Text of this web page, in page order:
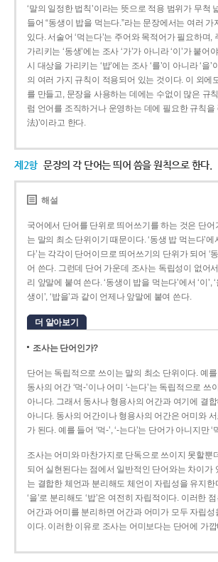
‘말의 일정한 법칙’이라는 뜻으로 적용 범위가 무척
들어 “동생이 밥을 먹는다.”라는 문장에서는 여러 가
있다. 서술어 ‘먹는다’는 주어와 목적어가 필요하며,
가리키는 ‘동생’에는 조사 ‘가’가 아니라 ‘이’가 붙어
시 대상을 가리키는 ‘밥’에는 조사 ‘를’이 아니라 ‘을
의 여러 가지 규칙이 적용되어 있는 것이다. 이 외에
를 만들고, 문장을 사용하는 데에는 수없이 많은 규
럼 언어를 조직하거나 운영하는 데에 필요한 규칙을
法)’이라고 한다.
제2항 문장의 각 단어는 띄어 씀을 원칙으로 한다.
해설
국어에서 단어를 단위로 띄어쓰기를 하는 것은 단어
는 말의 최소 단위이기 때문이다. ‘동생 밥 먹는다’에서
다’는 각각이 단어이므로 띄어쓰기의 단위가 되어 ‘
어 쓴다. 그런데 단어 가운데 조사는 독립성이 없어
리 앞말에 붙여 쓴다. ‘동생이 밥을 먹는다’에서 ‘이’,
생이’, ‘밥을’과 같이 언제나 앞말에 붙여 쓴다.
더 알아보기
조사는 단어인가?
단어는 독립적으로 쓰이는 말의 최소 단위이다. 예를
동사의 어간 ‘먹-­’이나 어미 ‘­-는다’는 독립적으로
아니다. 그래서 동사나 형용사의 어간과 여기에 결
아니다. 동사의 어간이나 형용사의 어간은 어미와
가 된다. 예를 들어 ‘먹-’, ‘-는다’는 단어가 아니지만
조사는 어미와 마찬가지로 단독으로 쓰이지 못할뿐
되어 실현된다는 점에서 일반적인 단어와는 차이가
는 결합한 체언과 분리해도 체언이 자립성을 유지한
‘을’로 분리해도 ‘밥’은 여전히 자립적이다. 이러한
어간과 어미를 분리하면 어간과 어미가 모두 자립성
이다. 이러한 이유로 조사는 어미보다는 단어에 가